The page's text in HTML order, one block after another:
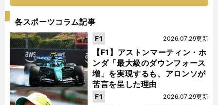
各スポーツコラム記事
【F1】アストンマーティン・ホ
ンダ「最大級のダウンフォース
増」を実現するも、アロンソが
苦言を呈した理由
2026.07.29更新
F1
2026.07.29更新
F1